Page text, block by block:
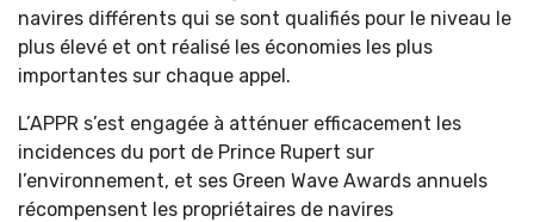
navires différents qui se sont qualifiés pour le niveau le
plus élevé et ont réalisé les économies les plus
importantes sur chaque appel.
L’APPR s’est engagée à atténuer efficacement les
incidences du port de Prince Rupert sur
l’environnement, et ses Green Wave Awards annuels
récompensent les propriétaires de navires